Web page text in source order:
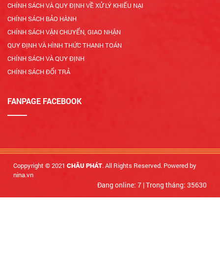
CHÍNH SÁCH VÀ QUY ĐỊNH VỀ XỬ LÝ KHIẾU NẠI
CHÍNH SÁCH BẢO HÀNH
CHÍNH SÁCH VẬN CHUYỂN, GIAO NHẬN
QUY ĐỊNH VÀ HÌNH THỨC THANH TOÁN
CHÍNH SÁCH VÀ QUY ĐỊNH
CHÍNH SÁCH ĐỔI TRẢ
FANPAGE FACEBOOK
Coppyright © 2021 CHÂU PHÁT. All Rights Reserved. Powered by
nina.vn
Đang online: 7 |Trong tháng: 35630